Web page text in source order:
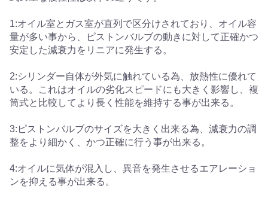
1:オイル室とガス室が直列で区分けされており、オイル容
量が多い事から、ピストンバルブの動きに対して正確かつ
安定した減衰力をリニアに発生する。
2:シリンダー自体が外気に触れている為、放熱性に優れて
いる。これはオイルの劣化スピードにも大きく影響し、複
筒式と比較してより長く性能を維持する事が出来る。
3:ピストンバルブのサイズを大きく出来る為、減衰力の調
整をより細かく、かつ正確に行う事が出来る。
4:オイルに気体が混入し、異音を発生させるエアレーショ
ンを抑える事が出来る。